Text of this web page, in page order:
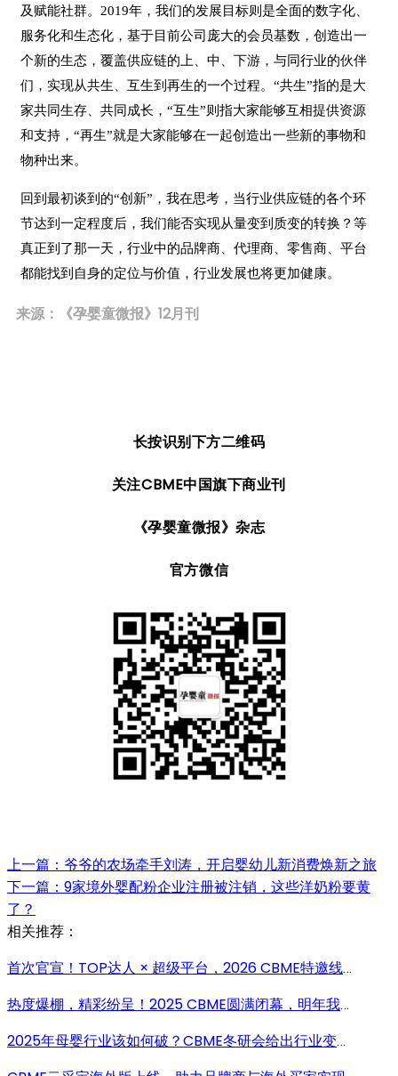
及赋能社群。2019年，我们的发展目标则是全面的数字化、
服务化和生态化，基于目前公司庞大的会员基数，创造出一
个新的生态，覆盖供应链的上、中、下游，与同行业的伙伴
们，实现从共生、互生到再生的一个过程。“共生”指的是大
家共同生存、共同成长，“互生”则指大家能够互相提供资源
和支持，“再生”就是大家能够在一起创造出一些新的事物和
物种出来。
回到最初谈到的“创新”，我在思考，当行业供应链的各个环
节达到一定程度后，我们能否实现从量变到质变的转换？等
真正到了那一天，行业中的品牌商、代理商、零售商、平台
都能找到自身的定位与价值，行业发展也将更加健康。
来源：《孕婴童微报》12月刊
长按识别下方二维码
关注CBME中国旗下商业刊
《孕婴童微报》杂志
官方微信
上一篇： 爷爷的农场牵手刘涛，开启婴幼儿新消费焕新之旅
下一篇： 9家境外婴配粉企业注册被注销，这些洋奶粉要黄
了？
相关推荐：
首次官宣！TOP达人 × 超级平台，2026 CBME特邀线上达人名单来了！谁将引爆母婴流量场？
热度爆棚，精彩纷呈！2025 CBME圆满闭幕，明年我们再聚！
2025年母婴行业该如何破？CBME冬研会给出行业变革方向